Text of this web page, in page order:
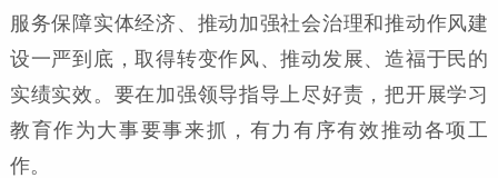
服务保障实体经济、推动加强社会治理和推动作风建
设一严到底，取得转变作风、推动发展、造福于民的
实绩实效。要在加强领导指导上尽好责，把开展学习
教育作为大事要事来抓，有力有序有效推动各项工
作。